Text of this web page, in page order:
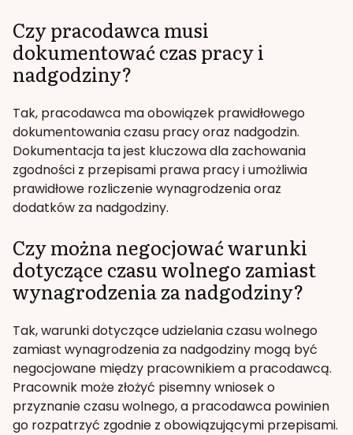
Czy pracodawca musi
dokumentować czas pracy i
nadgodziny?
Tak, pracodawca ma obowiązek prawidłowego
dokumentowania czasu pracy oraz nadgodzin.
Dokumentacja ta jest kluczowa dla zachowania
zgodności z przepisami prawa pracy i umożliwia
prawidłowe rozliczenie wynagrodzenia oraz
dodatków za nadgodziny.
Czy można negocjować warunki
dotyczące czasu wolnego zamiast
wynagrodzenia za nadgodziny?
Tak, warunki dotyczące udzielania czasu wolnego
zamiast wynagrodzenia za nadgodziny mogą być
negocjowane między pracownikiem a pracodawcą.
Pracownik może złożyć pisemny wniosek o
przyznanie czasu wolnego, a pracodawca powinien
go rozpatrzyć zgodnie z obowiązującymi przepisami.